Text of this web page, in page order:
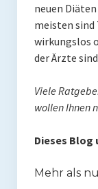
Rezension
Gastautor werden
Abnehmen mit
Zunehmen mit
neuen
meisten
wirkungslos
der Ärzte
Viele
wollen Ihnen
Dieses Blog
Mehr als